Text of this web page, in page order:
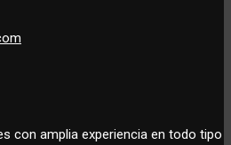
con amplia experiencia en todo tipo